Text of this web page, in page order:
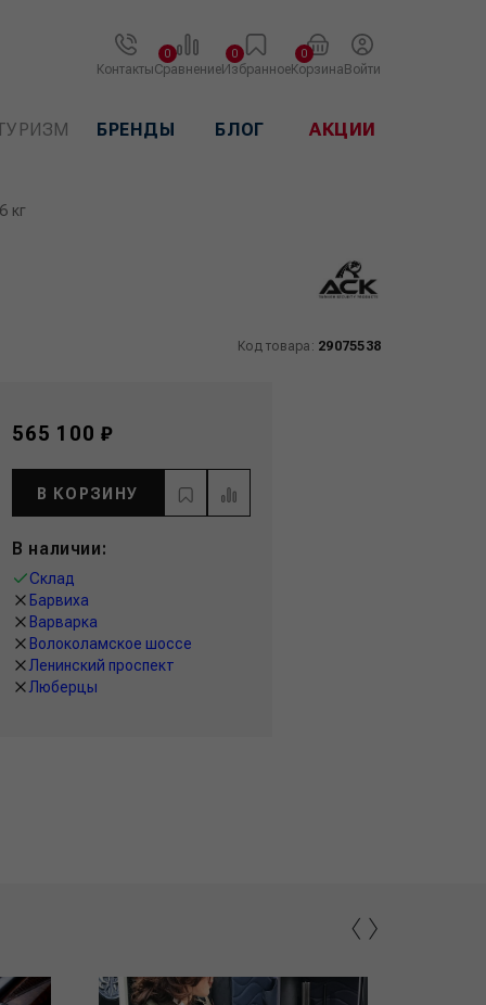
КонтактыСравнение
0
Избранное
0
Корзина
0
Войти
БРЕНДЫ БЛОГ АКЦИИ
кг
Код товара: 29075538
565 100 ₽
В КОРЗИНУ
В наличии:
Склад
Барвиха
Варварка
Волоколамское шоссе
Ленинский проспект
Люберцы
‹›